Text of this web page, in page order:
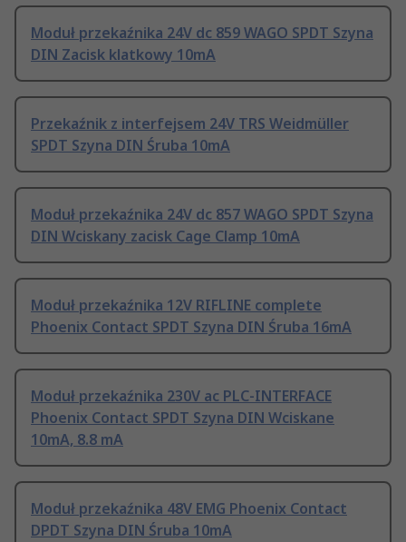
Moduł przekaźnika 24V dc 859 WAGO SPDT Szyna
DIN Zacisk klatkowy 10mA
Przekaźnik z interfejsem 24V TRS Weidmüller
SPDT Szyna DIN Śruba 10mA
Moduł przekaźnika 24V dc 857 WAGO SPDT Szyna
DIN Wciskany zacisk Cage Clamp 10mA
Moduł przekaźnika 12V RIFLINE complete
Phoenix Contact SPDT Szyna DIN Śruba 16mA
Moduł przekaźnika 230V ac PLC-INTERFACE
Phoenix Contact SPDT Szyna DIN Wciskane
10mA, 8.8 mA
Moduł przekaźnika 48V EMG Phoenix Contact
DPDT Szyna DIN Śruba 10mA